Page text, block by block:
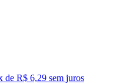
de R$ 6,29 sem juros